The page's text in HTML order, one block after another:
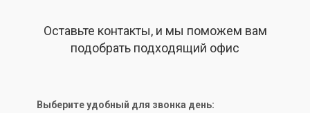
Оставьте контакты, и мы поможем вам
подобрать подходящий офис
Выберите удобный для звонка день: